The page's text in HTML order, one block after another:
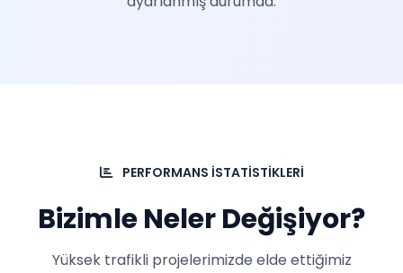
PERFORMANS İSTATİSTİKLERİ
Bizimle Neler Değişiyor?
Yüksek trafikli projelerimizde elde ettiğimiz